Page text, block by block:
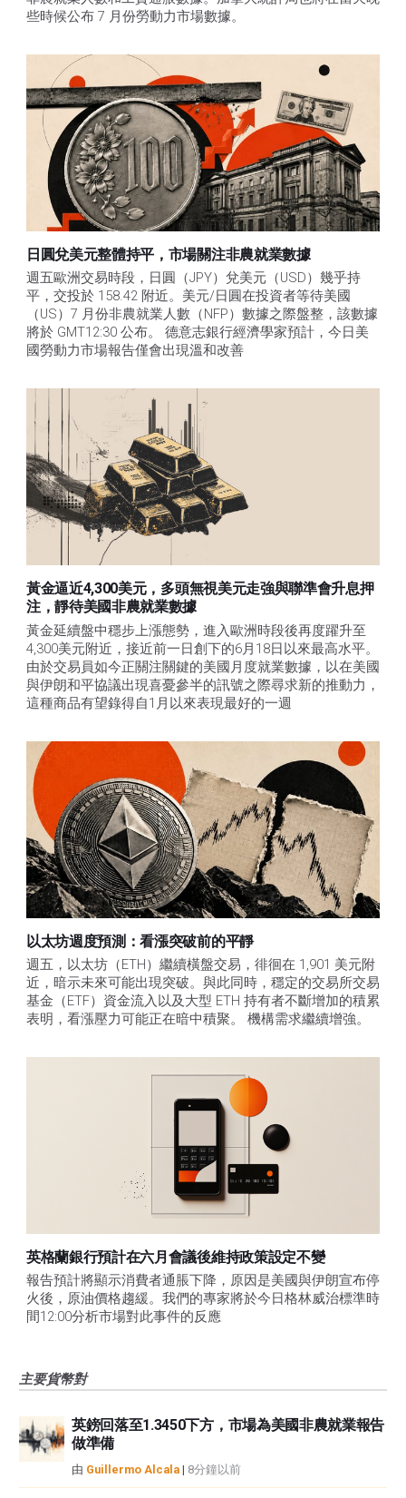
些時候公布 7 月份勞動力市場數據。
日圓兌美元整體持平，市場關注非農就業數據
週五歐洲交易時段，日圓（JPY）兌美元（USD）幾乎持
平，交投於 158.42 附近。美元/日圓在投資者等待美國
（US）7 月份非農就業人數（NFP）數據之際盤整，該數據
將於 GMT12:30 公布。 德意志銀行經濟學家預計，今日美
國勞動力市場報告僅會出現溫和改善
黃金逼近4,300美元，多頭無視美元走強與聯準會升息押
注，靜待美國非農就業數據
黃金延續盤中穩步上漲態勢，進入歐洲時段後再度躍升至
4,300美元附近，接近前一日創下的6月18日以來最高水平。
由於交易員如今正關注關鍵的美國月度就業數據，以在美國
與伊朗和平協議出現喜憂參半的訊號之際尋求新的推動力，
這種商品有望錄得自1月以來表現最好的一週
以太坊週度預測：看漲突破前的平靜
週五，以太坊（ETH）繼續橫盤交易，徘徊在 1,901 美元附
近，暗示未來可能出現突破。與此同時，穩定的交易所交易
基金（ETF）資金流入以及大型 ETH 持有者不斷增加的積累
表明，看漲壓力可能正在暗中積聚。 機構需求繼續增強。
英格蘭銀行預計在六月會議後維持政策設定不變
報告預計將顯示消費者通脹下降，原因是美國與伊朗宣布停
火後，原油價格趨緩。我們的專家將於今日格林威治標準時
間12:00分析市場對此事件的反應
主要貨幣對
英鎊回落至1.3450下方，市場為美國非農就業報告
做準備
由 Guillermo Alcala | 8分鐘以前